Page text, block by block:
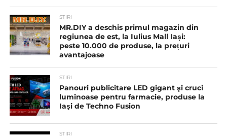
STIRI
MR.DIY a deschis primul magazin din
regiunea de est, la Iulius Mall Iași:
peste 10.000 de produse, la prețuri
avantajoase
STIRI
Panouri publicitare LED gigant şi cruci
luminoase pentru farmacie, produse la
Iaşi de Techno Fusion
STIRI